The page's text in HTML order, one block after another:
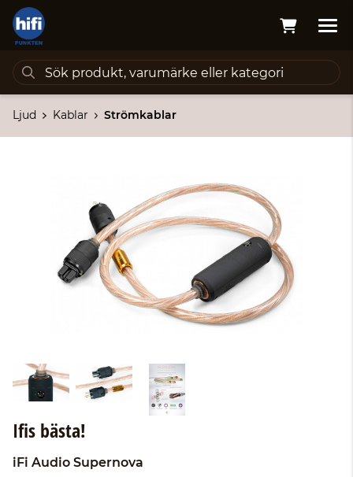
Ljud Kablar Strömkablar
Ifis bästa!
iFi Audio Supernova